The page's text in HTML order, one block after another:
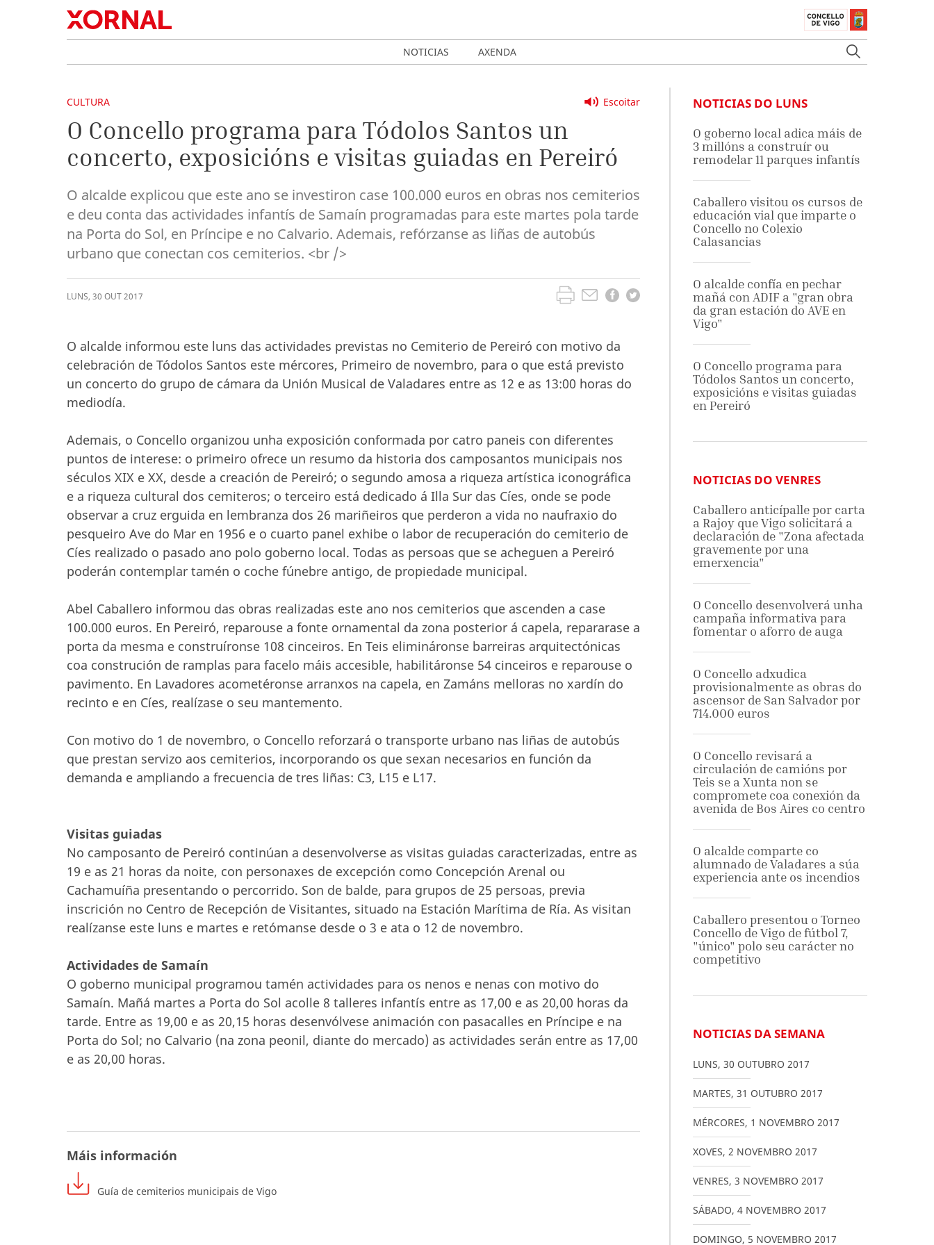
NOTICIAS AXENDA
Escoitar
CULTURA
O Concello programa para Tódolos Santos un
concerto, exposicións e visitas guiadas en Pereiró
O alcalde explicou que este ano se investiron case 100.000 euros en obras nos cemiterios
e deu conta das actividades infantís de Samaín programadas para este martes pola tarde
na Porta do Sol, en Príncipe e no Calvario. Ademais, refórzanse as liñas de autobús
urbano que conectan cos cemiterios. <br />
LUNS, 30 OUT2017
O alcalde informou este luns das actividades previstas no Cemiterio de Pereiró con motivo da
celebración de Tódolos Santos este mércores, Primeiro de novembro, para o que está previsto
un concerto do grupo de cámara da Unión Musical de Valadares entre as 12 e as 13:00 horas do
mediodía.
Ademais, o Concello organizou unha exposición conformada por catro paneis con diferentes
puntos de interese: o primeiro ofrece un resumo da historia dos camposantos municipais nos
séculos XIX e XX, desde a creación de Pereiró; o segundo amosa a riqueza artística iconográfica
e a riqueza cultural dos cemiteros; o terceiro está dedicado á Illa Sur das Cíes, onde se pode
observar a cruz erguida en lembranza dos 26 mariñeiros que perderon a vida no naufraxio do
pesqueiro Ave do Mar en 1956 e o cuarto panel exhibe o labor de recuperación do cemiterio de
Cíes realizado o pasado ano polo goberno local. Todas as persoas que se acheguen a Pereiró
poderán contemplar tamén o coche fúnebre antigo, de propiedade municipal.
Abel Caballero informou das obras realizadas este ano nos cemiterios que ascenden a case
100.000 euros. En Pereiró, reparouse a fonte ornamental da zona posterior á capela, repararase a
porta da mesma e construíronse 108 cinceiros. En Teis elimináronse barreiras arquitectónicas
coa construción de ramplas para facelo máis accesible, habilitáronse 54 cinceiros e reparouse o
pavimento. En Lavadores acometéronse arranxos na capela, en Zamáns melloras no xardín do
recinto e en Cíes, realízase o seu mantemento.
Con motivo do 1 de novembro, o Concello reforzará o transporte urbano nas liñas de autobús
que prestan servizo aos cemiterios, incorporando os que sexan necesarios en función da
demanda e ampliando a frecuencia de tres liñas: C3, L15 e L17.
Visitas guiadas
No camposanto de Pereiró continúan a desenvolverse as visitas guiadas caracterizadas, entre as
19 e as 21 horas da noite, con personaxes de excepción como Concepción Arenal ou
Cachamuíña presentando o percorrido. Son de balde, para grupos de 25 persoas, previa
inscrición no Centro de Recepción de Visitantes, situado na Estación Marítima de Ría. As visitan
realízanse este luns e martes e retómanse desde o 3 e ata o 12 de novembro.
Actividades de Samaín
O goberno municipal programou tamén actividades para os nenos e nenas con motivo do
Samaín. Mañá martes a Porta do Sol acolle 8 talleres infantís entre as 17,00 e as 20,00 horas da
tarde. Entre as 19,00 e as 20,15 horas desenvólvese animación con pasacalles en Príncipe e na
Porta do Sol; no Calvario (na zona peonil, diante do mercado) as actividades serán entre as 17,00
e as 20,00 horas.
Máis información
Guía de cemiterios municipais de Vigo
NOTICIAS DO LUNS
O goberno local adica máis de
3 millóns a construír ou
remodelar 11 parques infantís
Caballero visitou os cursos de
educación vial que imparte o
Concello no Colexio
Calasancias
O alcalde confía en pechar
mañá con ADIF a "gran obra
da gran estación do AVE en
Vigo"
O Concello programa para
Tódolos Santos un concerto,
exposicións e visitas guiadas
en Pereiró
NOTICIAS DO VENRES
Caballero anticípalle por carta
a Rajoy que Vigo solicitará a
declaración de "Zona afectada
gravemente por una
emerxencia"
O Concello desenvolverá unha
campaña informativa para
fomentar o aforro de auga
O Concello adxudica
provisionalmente as obras do
ascensor de San Salvador por
714.000 euros
O Concello revisará a
circulación de camións por
Teis se a Xunta non se
compromete coa conexión da
avenida de Bos Aires co centro
O alcalde comparte co
alumnado de Valadares a súa
experiencia ante os incendios
Caballero presentou o Torneo
Concello de Vigo de fútbol 7,
"único" polo seu carácter no
competitivo
NOTICIAS DA SEMANA
LUNS, 30 OUTUBRO 2017
MARTES, 31 OUTUBRO 2017
MÉRCORES, 1 NOVEMBRO 2017
XOVES, 2 NOVEMBRO 2017
VENRES, 3 NOVEMBRO 2017
SÁBADO, 4 NOVEMBRO 2017
DOMINGO, 5 NOVEMBRO 2017